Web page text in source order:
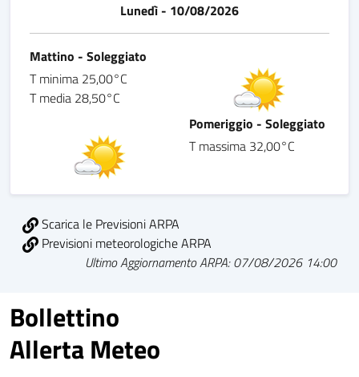
Lunedì - 10/08/2026
Mattino - Soleggiato
T minima 25,00°C
T media 28,50°C
Pomeriggio - Soleggiato
T massima 32,00°C
Scarica le Previsioni ARPA
Previsioni meteorologiche ARPA
Ultimo Aggiornamento ARPA: 07/08/2026 14:00
Bollettino
Allerta Meteo